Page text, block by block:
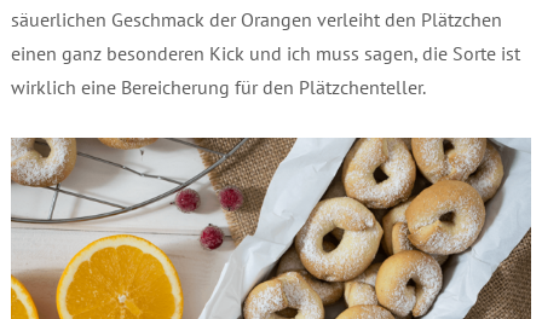
säuerlichen Geschmack der Orangen verleiht den Plätzchen
einen ganz besonderen Kick und ich muss sagen, die Sorte ist
wirklich eine Bereicherung für den Plätzchenteller.